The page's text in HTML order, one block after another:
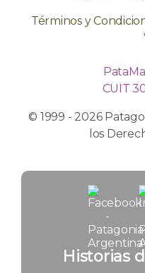
Términos y
CUIT
© 1999 - 2026
los
Historias